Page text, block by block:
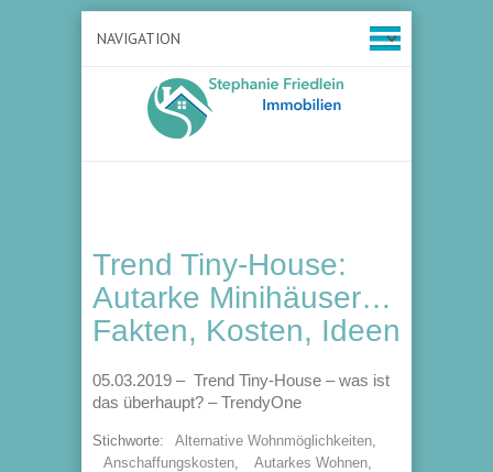
Trend Tiny-House:
Autarke Minihäuser…
Fakten, Kosten, Ideen
05.03.2019 – Trend Tiny-House – was ist
das überhaupt? – TrendyOne
Stichworte: Alternative Wohnmöglichkeiten,
Anschaffungskosten, Autarkes Wohnen,